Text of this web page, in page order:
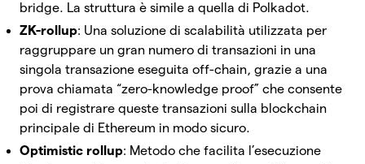
bridge. La struttura è simile a quella di Polkadot.
ZK-rollup: Una soluzione di scalabilità utilizzata per
raggruppare un gran numero di transazioni in una
singola transazione eseguita off-chain, grazie a una
prova chiamata “zero-knowledge proof” che consente
poi di registrare queste transazioni sulla blockchain
principale di Ethereum in modo sicuro.
Optimistic rollup: Metodo che facilita l’esecuzione